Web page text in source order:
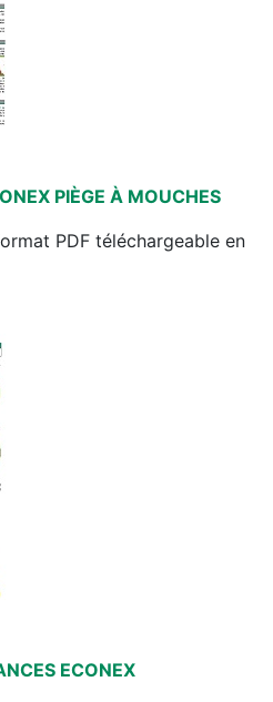
PIÈGE À MOUCHES
PDF téléchargeable en
ECONEX